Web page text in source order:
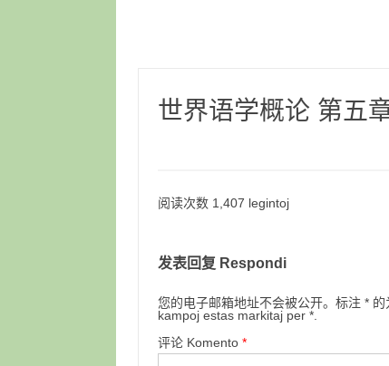
世界语学概论 第五
阅读次数 1,407 legintoj
发表回复 Respondi
您的电子邮箱地址不会被公开。标注 *
kampoj estas markitaj per *.
评论 Komento *